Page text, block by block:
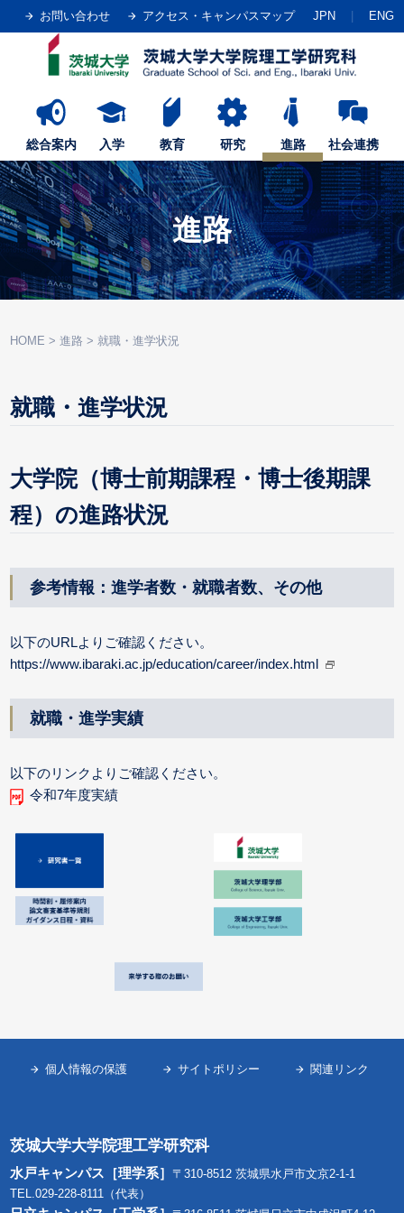
お問い合わせ アクセス・キャンパスマップ JPN ENG
総合案内 入学 教育 研究 進路 社会連携
進路
HOME > 進路 >就職・進学状況
就職・進学状況
大学院（博士前期課程・博士後期課
程）の進路状況
参考情報：進学者数・就職者数、その他
以下のURLよりご確認ください。
https://www.ibaraki.ac.jp/education/career/index.html
就職・進学実績
以下のリンクよりご確認ください。
令和7年度実績
個人情報の保護 サイトポリシー 関連リンク
茨城大学大学院理工学研究科
水戸キャンパス［理学系］〒310-8512 茨城県水戸市文京2-1-1
TEL.029-228-8111（代表）